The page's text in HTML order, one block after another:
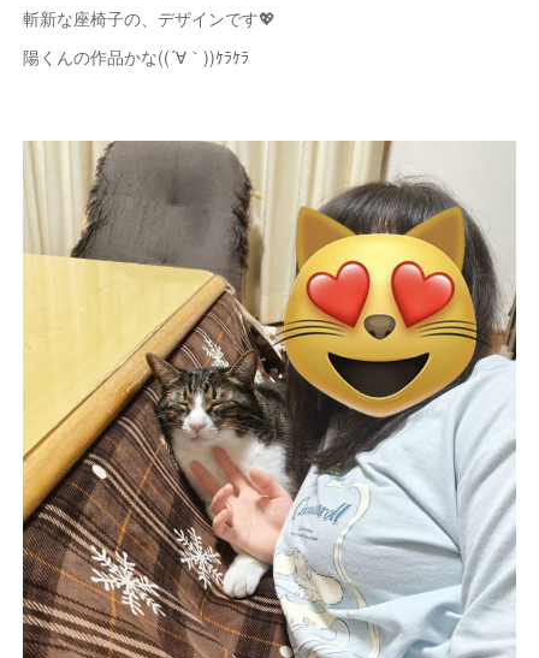
斬新な座椅子の、デザインです💖
陽くんの作品かな((´∀｀))ｹﾗｹﾗ